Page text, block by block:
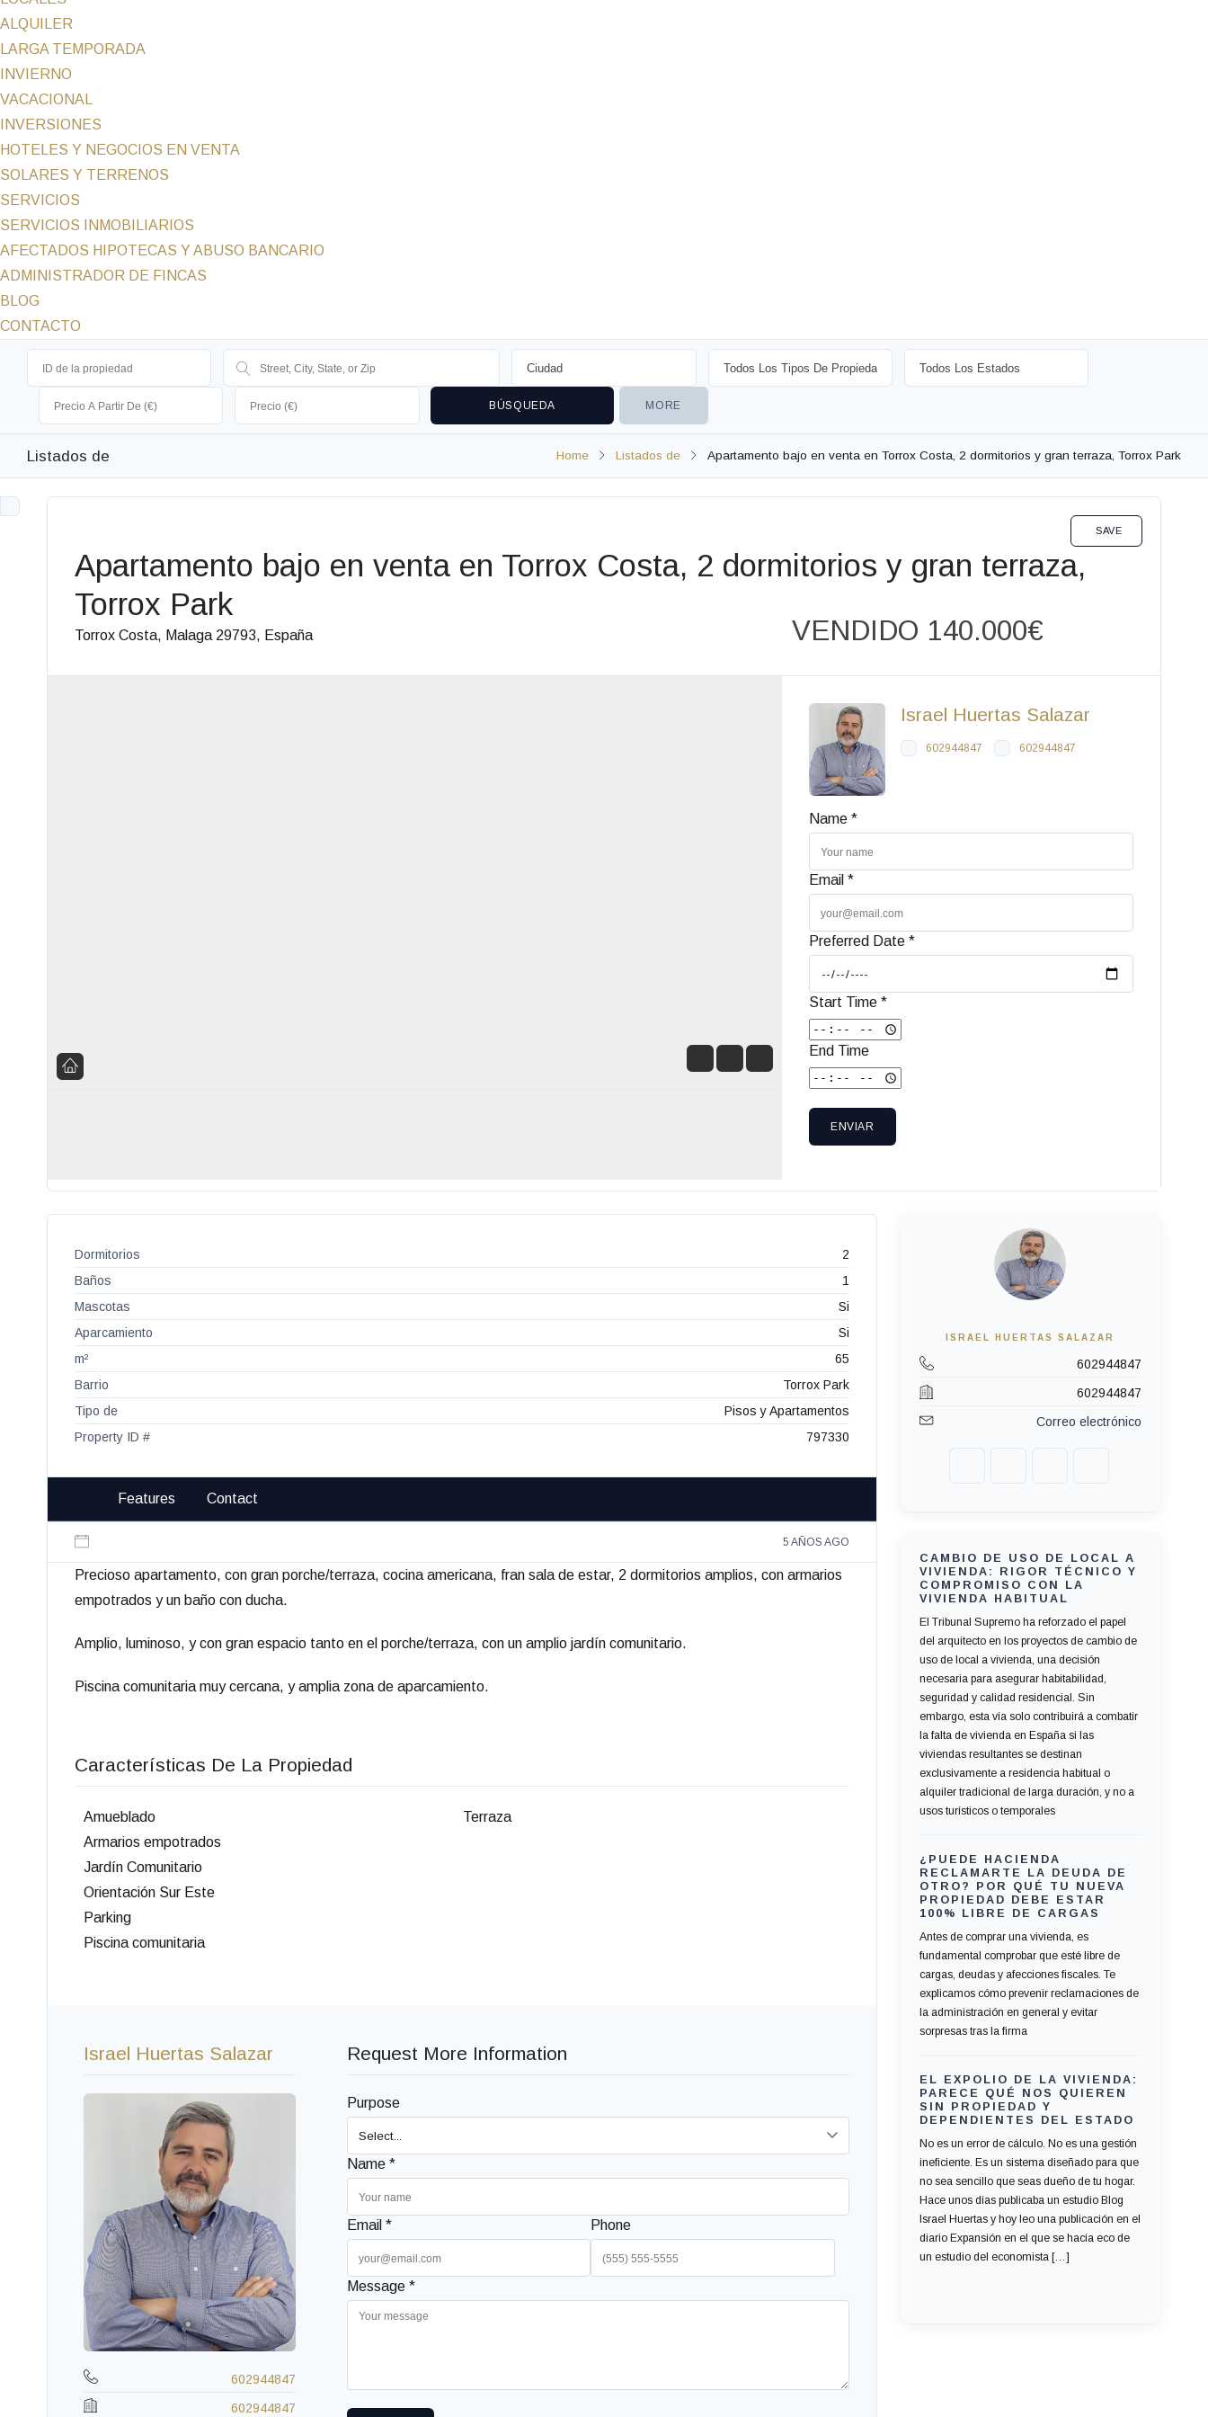
ALQUILER
LARGA TEMPORADA
INVIERNO
VACACIONAL
INVERSIONES
HOTELES Y NEGOCIOS EN VENTA
SOLARES Y TERRENOS
SERVICIOS
SERVICIOS INMOBILIARIOS
AFECTADOS HIPOTECAS Y ABUSO BANCARIO
ADMINISTRADOR DE FINCAS
BLOG
CONTACTO
MORE
Listados de Home Listados de Apartamento bajo en venta en Torrox Costa, 2 dormitorios y gran terraza, Torrox Park
Apartamento bajo en venta en Torrox Costa, 2 dormitorios y gran terraza,
Torrox Park
Torrox Costa, Malaga 29793, España
SAVE
VENDIDO 140.000€
Israel Huertas Salazar
602944847 602944847
Name *
Email *
Preferred Date *
Start Time *
End Time
ENVIAR
Dormitorios
2
Baños
1
Mascotas
Si
Aparcamiento
Si
m²
65
Barrio
Torrox Park
Tipo de
Pisos y Apartamentos
Property ID #
797330
Features Contact
5 AÑOS AGO
Precioso apartamento, con gran porche/terraza, cocina americana, fran sala de estar, 2 dormitorios amplios, con armarios
empotrados y un baño con ducha.
Amplio, luminoso, y con gran espacio tanto en el porche/terraza, con un amplio jardín comunitario.
Piscina comunitaria muy cercana, y amplia zona de aparcamiento.
Características De La Propiedad
Amueblado
Armarios empotrados
Jardín Comunitario
Orientación Sur Este
Parking
Piscina comunitaria
Terraza
Israel Huertas Salazar
602944847
602944847
Request More Information
Purpose
Name *
Email * Phone
Message *
ISRAEL HUERTAS SALAZAR
602944847
602944847
Correo electrónico
CAMBIO DE USO DE LOCAL A
VIVIENDA: RIGOR TÉCNICO Y
COMPROMISO CON LA
VIVIENDA HABITUAL
El Tribunal Supremo ha reforzado el papel
del arquitecto en los proyectos de cambio de
uso de local a vivienda, una decisión
necesaria para asegurar habitabilidad,
seguridad y calidad residencial. Sin
embargo, esta vía solo contribuirá a combatir
la falta de vivienda en España si las
viviendas resultantes se destinan
exclusivamente a residencia habitual o
alquiler tradicional de larga duración, y no a
usos turísticos o temporales
¿PUEDE HACIENDA
RECLAMARTE LA DEUDA DE
OTRO? POR QUÉ TU NUEVA
PROPIEDAD DEBE ESTAR
100% LIBRE DE CARGAS
Antes de comprar una vivienda, es
fundamental comprobar que esté libre de
cargas, deudas y afecciones fiscales. Te
explicamos cómo prevenir reclamaciones de
la administración en general y evitar
sorpresas tras la firma
EL EXPOLIO DE LA VIVIENDA:
PARECE QUÉ NOS QUIEREN
SIN PROPIEDAD Y
DEPENDIENTES DEL ESTADO
No es un error de cálculo. No es una gestión
ineficiente. Es un sistema diseñado para que
no sea sencillo que seas dueño de tu hogar.
Hace unos días publicaba un estudio Blog
Israel Huertas y hoy leo una publicación en el
diario Expansión en el que se hacía eco de
un estudio del economista […]